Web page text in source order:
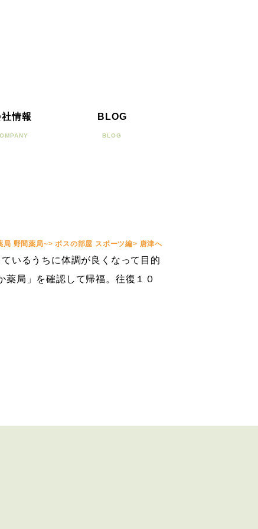
情報 BLOG
BLOG
局 野間薬局~>ボスの部屋 スポーツ編> 唐津へ
いるうちに体調が良くなって目的
局」を確認して帰福。往復１０